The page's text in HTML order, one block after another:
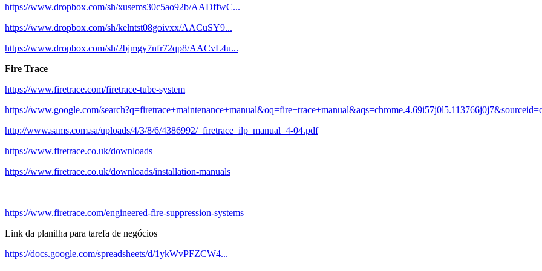
https://www.dropbox.com/sh/xusems30c5ao92b/AADffwC...
https://www.dropbox.com/sh/kelntst08goivxx/AACuSY9...
https://www.dropbox.com/sh/2bjmgy7nfr72qp8/AACvL4u...
Fire Trace
https://www.firetrace.com/firetrace-tube-system
https://www.google.com/
http://www.sams.com.sa/uploads/4/3/8/6/4386992/_firetrace_ilp_manual_4-04.pdf
https://www.firetrace.co.uk/downloads
https://www.firetrace.co.uk/downloads/installation-manuals
https://www.firetrace.com/engineered-fire-suppression-systems
Link da planilha para tarefa ​ de negócios
https://docs.google.com/spreadsheets/d/1ykWvPFZCW4...